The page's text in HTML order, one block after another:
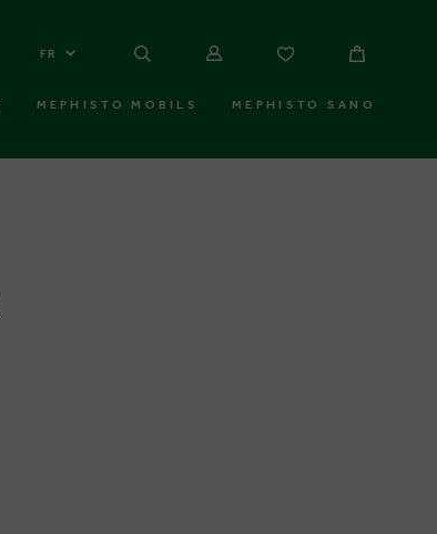
FR
MEPHISTO MOBILS MEPHISTO SANO